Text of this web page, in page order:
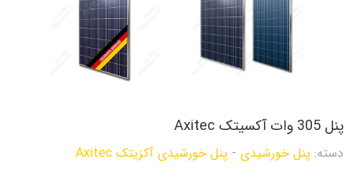
پنل 305 وات آکسیتک Axitec
دسته: پنل خورشیدی - پنل خورشیدی آکزیتک Axitec